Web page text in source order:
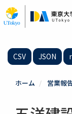
イ
ン
CSV JSON
ホーム 営業報